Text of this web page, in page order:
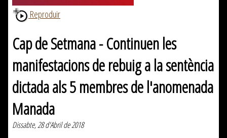
Reproduir
Cap de Setmana - Continuen les
manifestacions de rebuig a la sentència
dictada als 5 membres de l'anomenada
Manada
Dissabte, 28 d'Abril de 2018